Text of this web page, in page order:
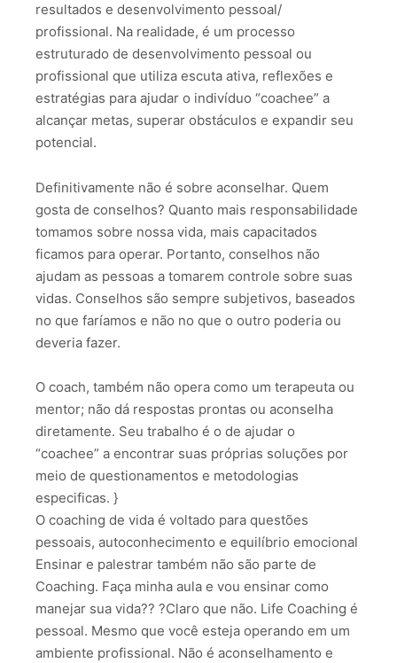
resultados e desenvolvimento pessoal/
profissional. Na realidade, é um processo
estruturado de desenvolvimento pessoal ou
profissional que utiliza escuta ativa, reflexões e
estratégias para ajudar o indivíduo “coachee” a
alcançar metas, superar obstáculos e expandir seu
potencial.
Definitivamente não é sobre aconselhar. Quem
gosta de conselhos? Quanto mais responsabilidade
tomamos sobre nossa vida, mais capacitados
ficamos para operar. Portanto, conselhos não
ajudam as pessoas a tomarem controle sobre suas
vidas. Conselhos são sempre subjetivos, baseados
no que faríamos e não no que o outro poderia ou
deveria fazer.
O coach, também não opera como um terapeuta ou
mentor; não dá respostas prontas ou aconselha
diretamente. Seu trabalho é o de ajudar o
“coachee” a encontrar suas próprias soluções por
meio de questionamentos e metodologias
especificas. }
O coaching de vida é voltado para questões
pessoais, autoconhecimento e equilíbrio emocional
Ensinar e palestrar também não são parte de
Coaching. Faça minha aula e vou ensinar como
manejar sua vida?? ?Claro que não. Life Coaching é
pessoal. Mesmo que você esteja operando em um
ambiente profissional. Não é aconselhamento e